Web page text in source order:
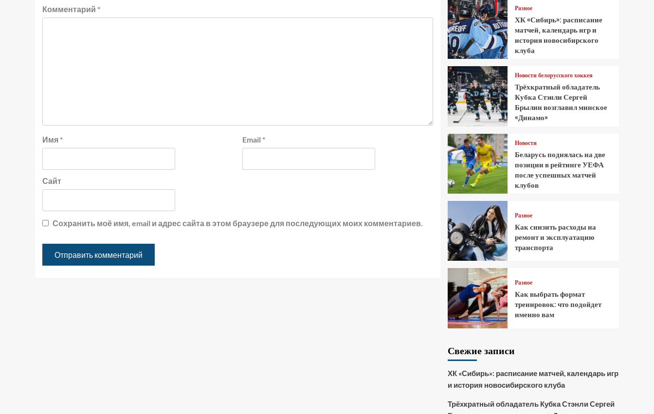
Комментарий *
Имя * Email *
Сайт
Сохранить моё имя, email и адрес сайта в этом браузере для последующих моих комментариев.
Разное
ХК «Сибирь»: расписание
матчей, календарь игр и
история новосибирского
клуба
Новости белорусского хоккея
Трёхкратный обладатель
Кубка Стэнли Сергей
Брылин возглавил минское
«Динамо»
Новости
Беларусь поднялась на две
позиции в рейтинге УЕФА
после успешных матчей
клубов
Разное
Как снизить расходы на
ремонт и эксплуатацию
транспорта
Разное
Как выбрать формат
тренировок: что подойдет
именно вам
Свежие записи
ХК «Сибирь»: расписание матчей, календарь игр
и история новосибирского клуба
Трёхкратный обладатель Кубка Стэнли Сергей